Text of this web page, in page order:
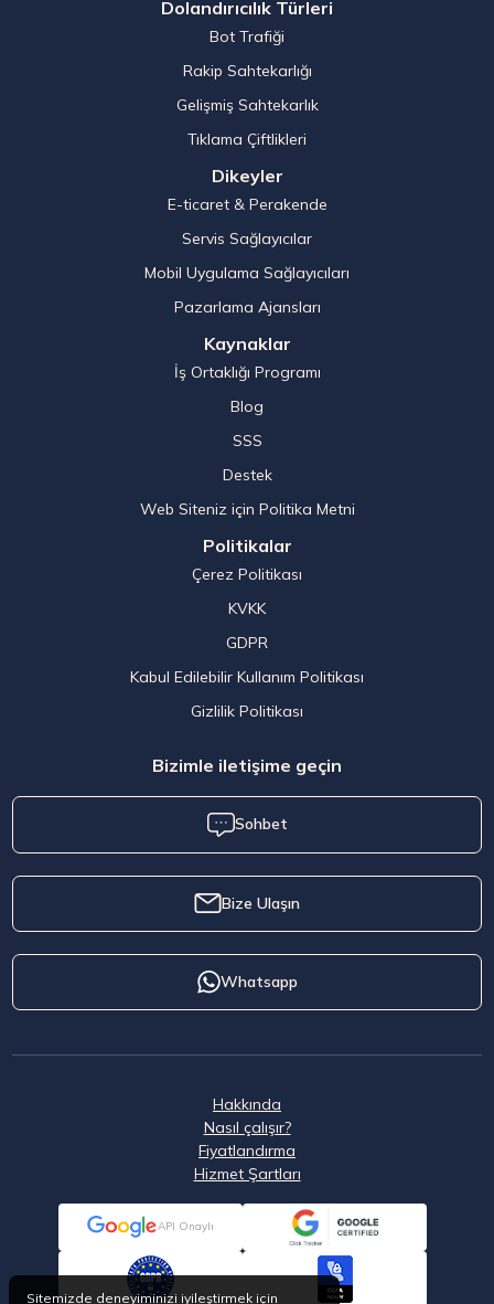
Dolandırıcılık Türleri
Bot Trafiği
Rakip Sahtekarlığı
Gelişmiş Sahtekarlık
Tıklama Çiftlikleri
Dikeyler
E-ticaret & Perakende
Servis Sağlayıcılar
Mobil Uygulama Sağlayıcıları
Pazarlama Ajansları
Kaynaklar
İş Ortaklığı Programı
Blog
SSS
Destek
Web Siteniz için Politika Metni
Politikalar
Çerez Politikası
KVKK
GDPR
Kabul Edilebilir Kullanım Politikası
Gizlilik Politikası
Bizimle iletişime geçin
Sohbet
Bize Ulaşın
Whatsapp
Hakkında
Nasıl çalışır?
Fiyatlandırma
Hizmet Şartları
API Onaylı
Sitemizde deneyiminizi iyileştirmek için